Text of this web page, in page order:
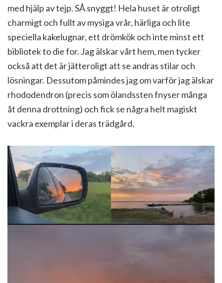
med hjälp av tejp. SÅ snyggt! Hela huset är otroligt
charmigt och fullt av mysiga vrår, härliga och lite
speciella kakelugnar, ett drömkök och inte minst ett
bibliotek to die for. Jag älskar vårt hem, men tycker
också att det är jätteroligt att se andras stilar och
lösningar. Dessutom påmindes jag om varför jag älskar
rhododendron (precis som ölandssten fnyser många
åt denna drottning) och fick se några helt magiskt
vackra exemplar i deras trädgård.